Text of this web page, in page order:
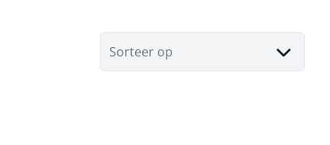
Sorteer op